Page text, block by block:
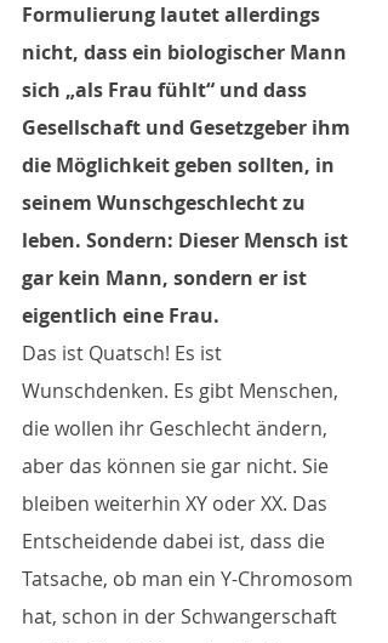
Formulierung lautet allerdings
nicht, dass ein biologischer Mann
sich „als Frau fühlt“ und dass
Gesellschaft und Gesetzgeber ihm
die Möglichkeit geben sollten, in
seinem Wunschgeschlecht zu
leben. Sondern: Dieser Mensch ist
gar kein Mann, sondern er ist
eigentlich eine Frau.
Das ist Quatsch! Es ist
Wunschdenken. Es gibt Menschen,
die wollen ihr Geschlecht ändern,
aber das können sie gar nicht. Sie
bleiben weiterhin XY oder XX. Das
Entscheidende dabei ist, dass die
Tatsache, ob man ein Y-Chromosom
hat, schon in der Schwangerschaft